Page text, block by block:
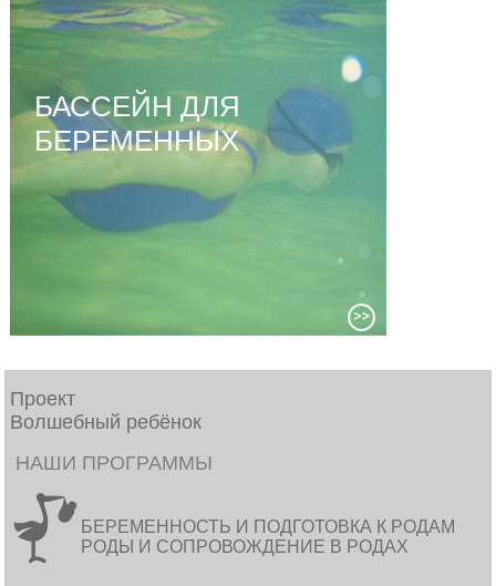
БАССЕЙН ДЛЯ
БЕРЕМЕННЫХ
Проект
Волшебный ребёнок
НАШИ ПРОГРАММЫ
БЕРЕМЕННОСТЬ И ПОДГОТОВКА К РОДАМ
РОДЫ И СОПРОВОЖДЕНИЕ В РОДАХ